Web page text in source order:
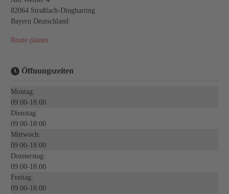
82064 Straßlach-Dingharting
Bayern Deutschland
Route planen
Öffnungszeiten
Montag:
09:00-18:00
Dienstag:
09:00-18:00
Mittwoch:
09:00-18:00
Donnerstag:
09:00-18:00
Freitag:
09:00-18:00